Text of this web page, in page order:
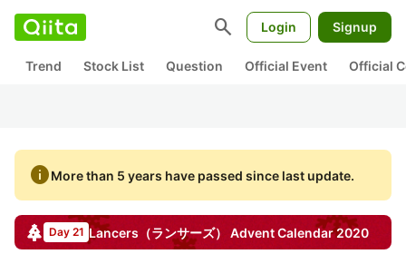
search Login Signup
Trend Stock List Question Official Event Official
infoMore than 5 years have passed since last update.
Day 21 Lancers（ランサーズ） Advent Calendar 2020